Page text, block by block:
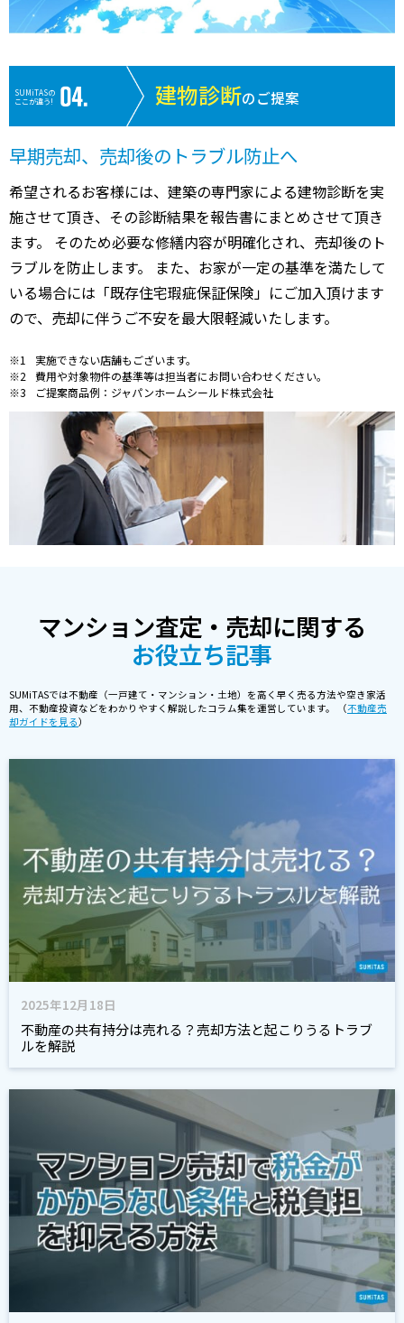
SUMiTASの
ここが違う!
建物診断のご提案
早期売却、売却後のトラブル防止へ
希望されるお客様には、建築の専門家による建物診断を実
施させて頂き、その診断結果を報告書にまとめさせて頂き
ます。 そのため必要な修繕内容が明確化され、売却後のト
ラブルを防止します。 また、お家が一定の基準を満たして
いる場合には「既存住宅瑕疵保証保険」にご加入頂けます
ので、売却に伴うご不安を最大限軽減いたします。
実施できない店舗もございます。
費用や対象物件の基準等は担当者にお問い合わせください。
ご提案商品例：ジャパンホームシールド株式会社
マンション査定・売却に関する
お役立ち記事
SUMiTASでは不動産（一戸建て・マンション・土地）を高く早く売る方法や空き家活
用、不動産投資などをわかりやすく解説したコラム集を運営しています。 （不動産売
却ガイドを見る）
2025年12月18日
不動産の共有持分は売れる？売却方法と起こりうるトラブ
ルを解説